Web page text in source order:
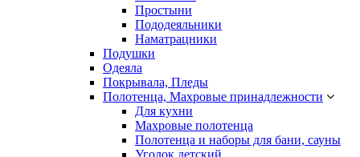
Простыни
Пододеяльники
Наматрацники
Подушки
Одеяла
Покрывала, Пледы
Полотенца, Махровые принадлежности
Для кухни
Махровые полотенца
Полотенца и наборы для бани, сауны
Уголок детский